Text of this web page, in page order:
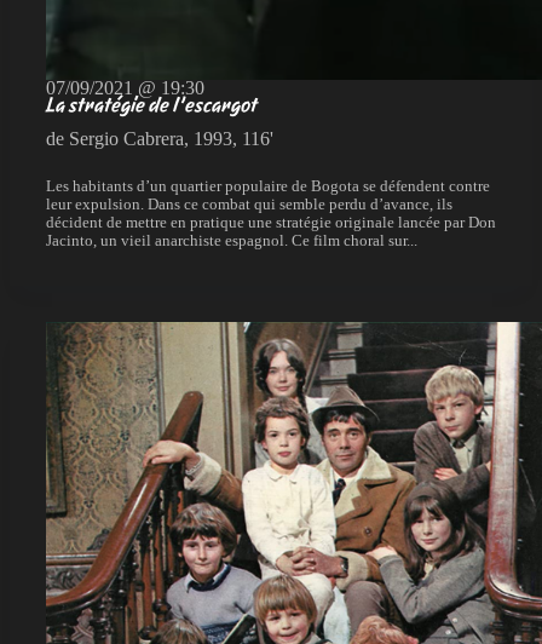
07/09/2021 @ 19:30
La stratégie de l’escargot
de Sergio Cabrera, 1993, 116'
Les habitants d’un quartier populaire de Bogota se défendent contre
leur expulsion. Dans ce combat qui semble perdu d’avance, ils
décident de mettre en pratique une stratégie originale lancée par Don
Jacinto, un vieil anarchiste espagnol. Ce film choral sur...